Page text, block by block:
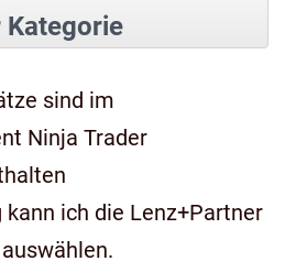
Kategorie
sind im
Ninja Trader
kann ich die Lenz+Partner